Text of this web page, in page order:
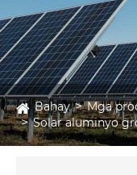
Bahay Mga
Solar aluminyo